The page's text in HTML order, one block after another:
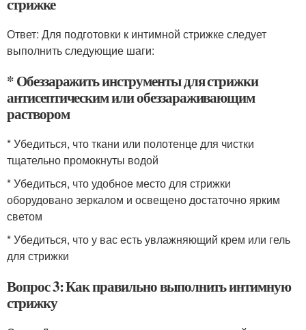
стрижке
Ответ: Для подготовки к интимной стрижке следует
выполнить следующие шаги:
* Обеззаражить инструменты для стрижки
антисептическим или обеззараживающим
раствором
* Убедиться, что ткани или полотенце для чистки
тщательно промокнуты водой
* Убедиться, что удобное место для стрижки
оборудовано зеркалом и освещено достаточно ярким
светом
* Убедиться, что у вас есть увлажняющий крем или гель
для стрижки
Вопрос 3: Как правильно выполнить интимную
стрижку